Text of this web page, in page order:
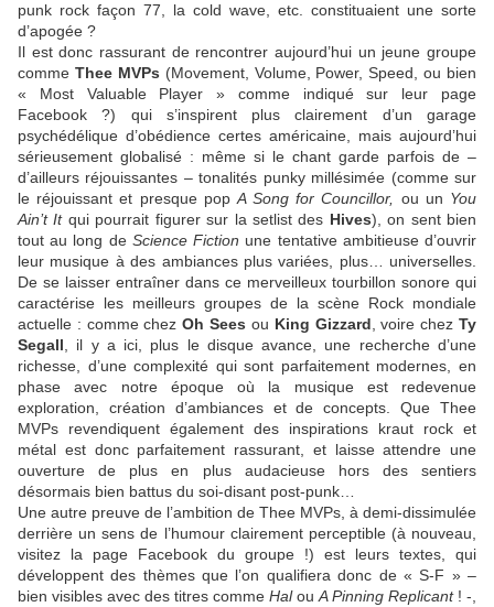
punk rock façon 77, la cold wave, etc. constituaient une sorte
d’apogée ?
Il est donc rassurant de rencontrer aujourd’hui un jeune groupe
comme Thee MVPs (Movement, Volume, Power, Speed, ou bien
« Most Valuable Player » comme indiqué sur leur page
Facebook ?) qui s’inspirent plus clairement d’un garage
psychédélique d’obédience certes américaine, mais aujourd’hui
sérieusement globalisé : même si le chant garde parfois de –
d’ailleurs réjouissantes – tonalités punky millésimée (comme sur
le réjouissant et presque pop A Song for Councillor, ou un You
Ain’t It qui pourrait figurer sur la setlist des Hives), on sent bien
tout au long de Science Fiction une tentative ambitieuse d’ouvrir
leur musique à des ambiances plus variées, plus… universelles.
De se laisser entraîner dans ce merveilleux tourbillon sonore qui
caractérise les meilleurs groupes de la scène Rock mondiale
actuelle : comme chezOh Sees ou King Gizzard , voire chezTy
Segall , il y a ici, plus le disque avance, une recherche d’une
richesse, d’une complexité qui sont parfaitement modernes, en
phase avec notre époque où la musique est redevenue
exploration, création d’ambiances et de concepts. Que Thee
MVPs revendiquent également des inspirations kraut rock et
métal est donc parfaitement rassurant, et laisse attendre une
ouverture de plus en plus audacieuse hors des sentiers
désormais bien battus du soi-disant post-punk…
Une autre preuve de l’ambition de Thee MVPs, à demi-dissimulée
derrière un sens de l’humour clairement perceptible (à nouveau,
visitez la page Facebook du groupe !) est leurs textes, qui
développent des thèmes que l’on qualifiera donc de « S-F » –
bien visibles avec des titres comme Halou A Pinning Replicant! -,